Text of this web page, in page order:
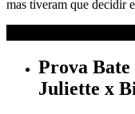
mas tiveram que decidir
Prova
Juliette x